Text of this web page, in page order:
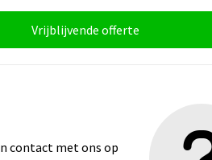
Vrijblijvende offerte
contact met ons op